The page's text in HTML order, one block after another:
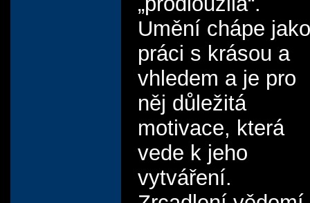
Umění chápe jako
práci s krásou a
vhledem a je pro
něj důležitá
motivace, která
vede k jeho
vytváření.